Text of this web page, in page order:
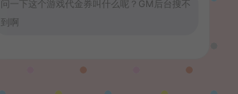
问一下这个游戏代金券叫什么呢？GM后台搜不
到啊